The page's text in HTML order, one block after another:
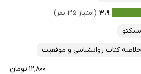
۳.۹ (امتیاز ۳۵ نفر)
سبکتو
خلاصه کتاب روانشناسی و موفقیت
۱۲,۸۰۰ تومان